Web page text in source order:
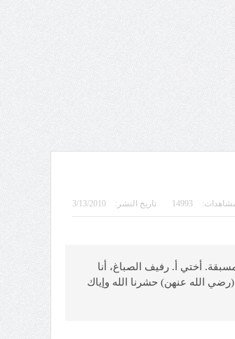
تاريخ النشر: 3/13/2010 14993
القهري منذ 7 سنوات كما تقدم لي في رسالة مسبقة. أختي أ. رفيف الصباغ، أنا
الله عنهن) حشرنا الله وإياك